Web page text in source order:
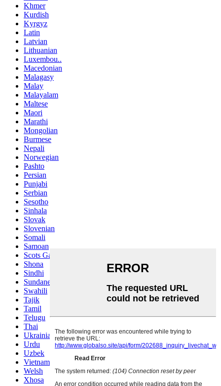
Khmer
Kurdish
Kyrgyz
Latin
Latvian
Lithuanian
Luxembou..
Macedonian
Malagasy
Malay
Malayalam
Maltese
Maori
Marathi
Mongolian
Burmese
Nepali
Norwegian
Pashto
Persian
Punjabi
Serbian
Sesotho
Sinhala
Slovak
Slovenian
Somali
Samoan
Scots Gaelic
Shona
Sindhi
Sundanese
Swahili
Tajik
Tamil
Telugu
Thai
Ukrainian
Urdu
Uzbek
Vietnamese
Welsh
Xhosa